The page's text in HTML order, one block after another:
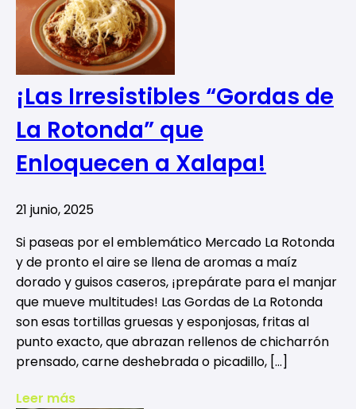
¡Las Irresistibles “Gordas de
La Rotonda” que
Enloquecen a Xalapa!
21 junio, 2025
Si paseas por el emblemático Mercado La Rotonda
y de pronto el aire se llena de aromas a maíz
dorado y guisos caseros, ¡prepárate para el manjar
que mueve multitudes! Las Gordas de La Rotonda
son esas tortillas gruesas y esponjosas, fritas al
punto exacto, que abrazan rellenos de chicharrón
prensado, carne deshebrada o picadillo, […]
Leer más